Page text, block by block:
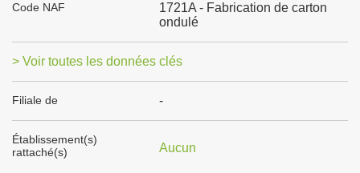
Code NAF
1721A - Fabrication de carton
ondulé
> Voir toutes les données clés
Filiale de -
Établissement(s)
rattaché(s)
Aucun